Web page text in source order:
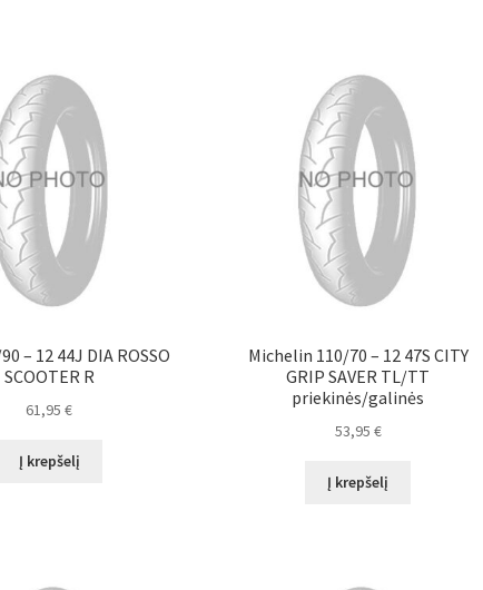
– 12 44J DIA ROSSO
SCOOTER R
61,95€
Į krepšelį
Michelin 110/70 – 12 47S CITY
GRIP SAVER TL/TT
priekinės/galinės
53,95 €
Į krepšelį